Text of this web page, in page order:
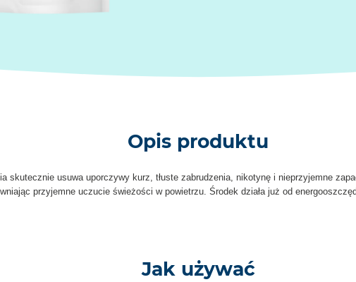
Opis produktu
skutecznie usuwa uporczywy kurz, tłuste zabrudzenia, nikotynę i nieprzyjemne
przyjemne uczucie świeżości w powietrzu. Środek działa już od
Jak używać